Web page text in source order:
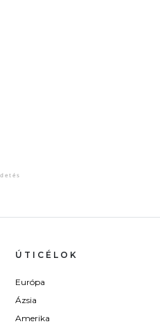
ÚTICÉLOK
Európa
Ázsia
Amerika